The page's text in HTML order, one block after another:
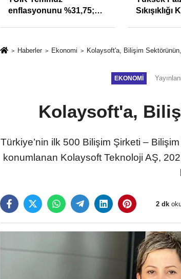
enflasyonunu %31,75;
Sıkışıklığı
Haberler Ekonomi Kolaysoft'a, Bilişim
EKONOMI
Kolaysoft'a,
Türkiye’nin ilk 500 Bilişim Şirketi –
konumlanan Kolaysoft Teknoloji AŞ,
2 dk